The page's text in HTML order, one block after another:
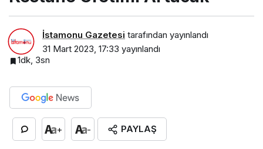
İstamonu Gazetesi tarafından yayınlandı
31 Mart 2023, 17:33 yayınlandı
1dk, 3sn
+ - PAYLAŞ